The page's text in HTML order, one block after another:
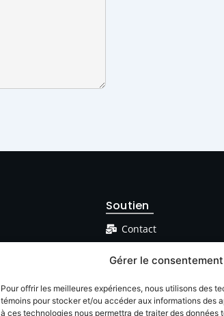
Gérer le consentement
Pour offrir les meilleures expériences, nous utilisons des
témoins pour stocker et/ou accéder aux informations des
à ces technologies nous permettra de traiter des données
Soutien
Contact
Facebook